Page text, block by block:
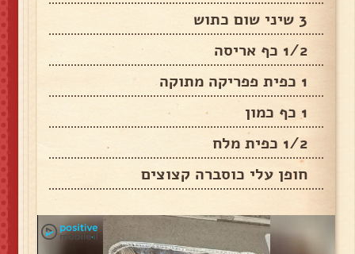
3 שיני שום כתוש
1/2 כף אריסה
1 כפית פפריקה מתוקה
1 כף כמון
1/2 כפית מלח
חופן עלי כוסברה קצוצים